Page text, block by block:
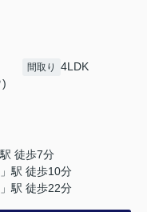
)
間取り 4LDK
駅 徒歩7分
」駅 徒歩10分
」駅 徒歩22分